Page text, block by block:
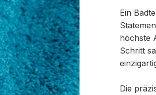
Ein
höchste
Schritt
Die